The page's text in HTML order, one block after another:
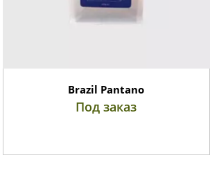
Brazil Pantano
Под заказ